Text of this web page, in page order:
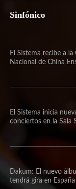
Sinfónico
El Sistema recibe a
Nacional de China
El Sistema inicia
conciertos en la Sala
Dakum: El nuevo
tendrá gira en España